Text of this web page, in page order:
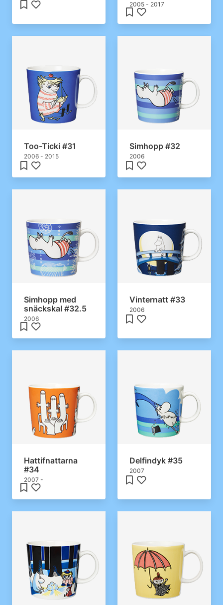
2005 - 2017
Too-Ticki #31
2006 - 2015
Simhopp #32
2006
Simhopp med
snäckskal #32.5
2006
Vinternatt #33
2006
Hattifnattarna
#34
2007 -
Delfindyk #35
2007